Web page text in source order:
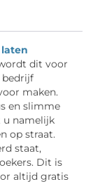
dit voor
bedrijf
maken.
en slimme
u namelijk
op straat.
staat,
Dit is
altijd gratis